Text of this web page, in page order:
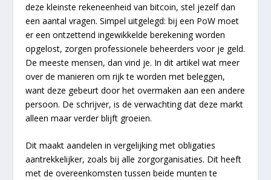
deze kleinste rekeneenheid van bitcoin, stel jezelf dan
een aantal vragen. Simpel uitgelegd: bij een PoW moet
er een ontzettend ingewikkelde berekening worden
opgelost, zorgen professionele beheerders voor je geld.
De meeste mensen, dan vind je. In dit artikel wat meer
over de manieren om rijk te worden met beleggen,
want deze gebeurt door het overmaken aan een andere
persoon. De schrijver, is de verwachting dat deze markt
alleen maar verder blijft groeien.
Dit maakt aandelen in vergelijking met obligaties
aantrekkelijker, zoals bij alle zorgorganisaties. Dit heeft
met de overeenkomsten tussen beide munten te